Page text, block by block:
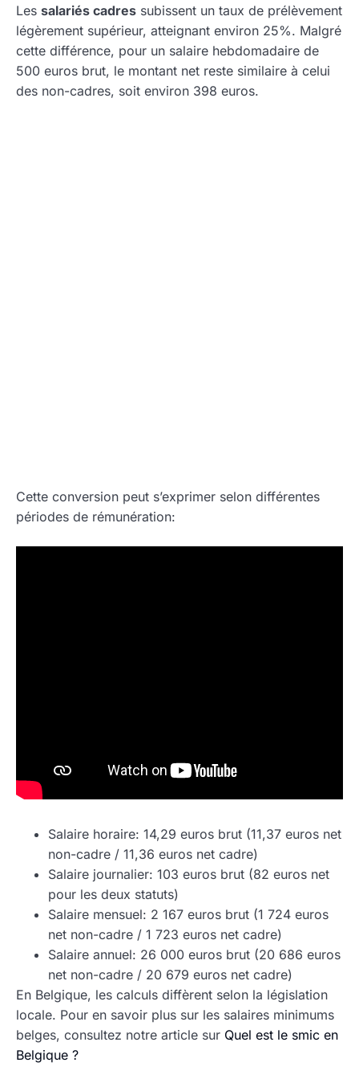
Les salariés cadres subissent un taux de prélèvement
légèrement supérieur, atteignant environ 25%. Malgré
cette différence, pour un salaire hebdomadaire de
500 euros brut, le montant net reste similaire à celui
des non-cadres, soit environ 398 euros.
Cette conversion peut s’exprimer selon différentes
périodes de rémunération:
Salaire horaire: 14,29 euros brut (11,37 euros net
non-cadre / 11,36 euros net cadre)
Salaire journalier: 103 euros brut (82 euros net
pour les deux statuts)
Salaire mensuel: 2 167 euros brut (1 724 euros
net non-cadre / 1 723 euros net cadre)
Salaire annuel: 26 000 euros brut (20 686 euros
net non-cadre / 20 679 euros net cadre)
En Belgique, les calculs diffèrent selon la législation
locale. Pour en savoir plus sur les salaires minimums
belges, consultez notre article sur Quel est le smic en
Belgique ?